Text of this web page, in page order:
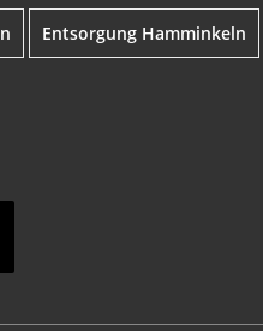
Entsorgung Hamminkeln